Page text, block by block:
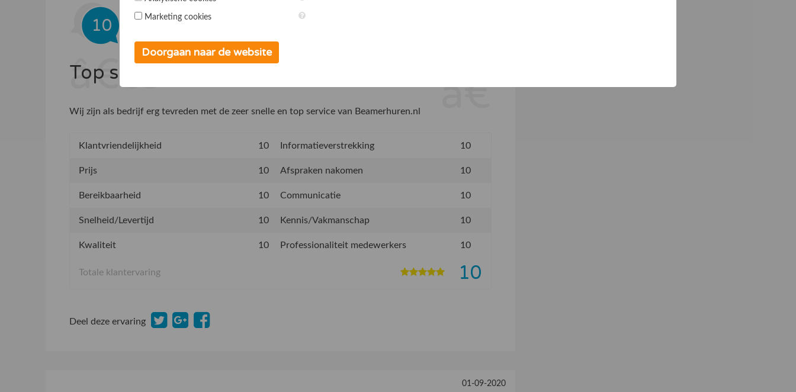
10
Jari Steinmann
Top service
Wij zijn als bedrijf erg tevreden met de zeer snelle en top service van Beamerhuren.nl
Klantvriendelijkheid 10 Informatieverstrekking 10
Prijs 10 Afspraken nakomen 10
Bereikbaarheid 10 Communicatie 10
Snelheid/Levertijd 10 Kennis/Vakmanschap 10
Kwaliteit 10 Professionaliteit medewerkers 10
Totale klantervaring 10
Deel deze ervaring
01-09-2020
Marketing cookies
Doorgaan naar de website